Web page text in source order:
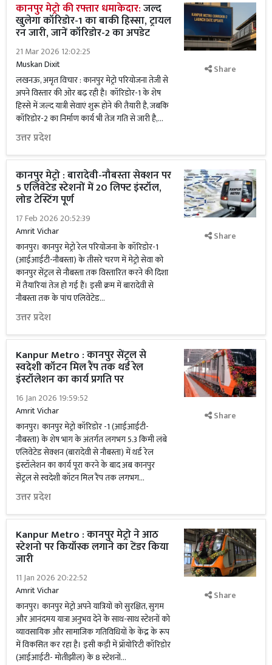
कानपुर मेट्रो की रफ्तार धमाकेदार:जल्द
खुलेगा कॉरिडोर-1 का बाकी हिस्सा, ट्रायल
रन जारी, जानें कॉरिडोर-2 का अपडेट
21 Mar 2026 12:02:25
Muskan Dixit
लखनऊ, अमृत विचार : कानपुर मेट्रो परियोजना तेजी से
अपने विस्तार की ओर बढ़ रही है। कॉरिडोर-1 के शेष
हिस्से में जल्द यात्री सेवाएं शुरू होने की तैयारी है, जबकि
कॉरिडोर-2 का निर्माण कार्य भी तेज गति से जारी है,...
उत्तर प्रदेश
Share
कानपुर मेट्रो : बारादेवी-नौबस्ता सेक्शन पर
5 एलिवेटेड स्टेशनों में 20 लिफ्ट इंस्टॉल,
लोड टेस्टिंग पूर्ण
17 Feb 2026 20:52:39
Amrit Vichar
कानपुर। कानपुर मेट्रो रेल परियोजना के कॉरिडोर-1
(आईआईटी-नौबस्ता) के तीसरे चरण में मेट्रो सेवा को
कानपुर सेंट्रल से नौबस्ता तक विस्तारित करने की दिशा
में तैयारियां तेज हो गई हैं। इसी क्रम में बारादेवी से
नौबस्ता तक के पांच एलिवेटेड...
उत्तर प्रदेश
Share
Kanpur Metro : कानपुर सेंट्रल से
स्वदेशी कॉटन मिल रैंप तक थर्ड रेल
इंस्टॉलेशन का कार्य प्रगति पर
16 Jan 2026 19:59:52
Amrit Vichar
कानपुर। कानपुर मेट्रो कॉरिडोर -1 (आईआईटी-
नौबस्ता) के शेष भाग के अंतर्गत लगभग 5.3 किमी लंबे
एलिवेटेड सेक्शन (बारादेवी से नौबस्ता) में थर्ड रेल
इंस्टॉलेशन का कार्य पूरा करने के बाद अब कानपुर
सेंट्रल से स्वदेशी कॉटन मिल रैंप तक लगभग...
उत्तर प्रदेश
Share
Kanpur Metro : कानपुर मेट्रो ने आठ
स्टेशनो पर कियॉस्क लगाने का टेंडर किया
जारी
11 Jan 2026 20:22:52
Amrit Vichar
कानपुर। कानपुर मेट्रो अपने यात्रियों को सुरक्षित, सुगम
और आनंदमय यात्रा अनुभव देने के साथ-साथ स्टेशनों को
व्यावसायिक और सामाजिक गतिविधियों के केंद्र के रूप
में विकसित कर रहा है। इसी कड़ी में प्रॉयोरिटी कॉरिडोर
(आईआईटी- मोतीझील) के 8 स्टेशनों...
Share